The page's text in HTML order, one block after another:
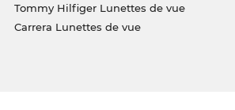
Tommy Hilfiger Lunettes de vue
Carrera Lunettes de vue